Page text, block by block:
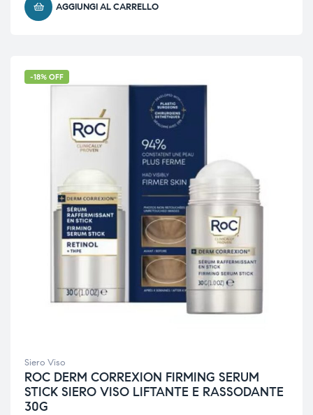
AGGIUNGI AL CARRELLO
-18% OFF
Siero Viso
ROC DERM CORREXION FIRMING SERUM
STICK SIERO VISO LIFTANTE E RASSODANTE
30G